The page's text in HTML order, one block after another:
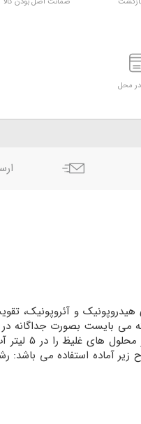
محل
و آئروپونیک،
شده و بعنوان محلول غلیظ